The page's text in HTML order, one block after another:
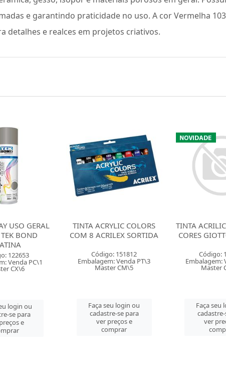
e garantindo praticidade no uso. A cor Vermelha
detalhes e realces em projetos criativos.
COLORS
SORTIDA
151812
Venda PT\3
CM\5
login ou
se para
e
TINTA ACRILICA FOSCA 06
CORES GIOTTO SORTIDA
Código: 164949
Embalagem: Venda CT\1
Master CM\18
Faça seu login ou
cadastre-se para
ver preços e
comprar
TINTA
CORES
Código:
Embalagem:
Master
Faça seu
ver